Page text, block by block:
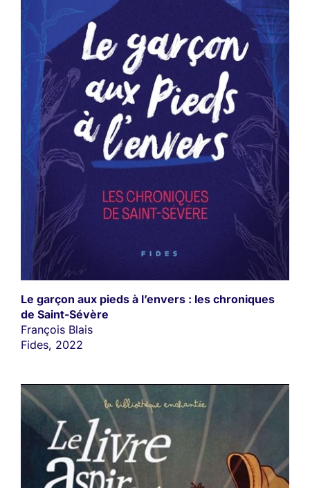
Le garçon aux pieds à l’envers : les chroniques
de Saint-Sévère
François Blais
Fides, 2022